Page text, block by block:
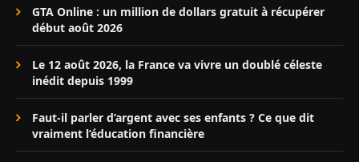
GTA Online : un million de dollars gratuit à récupérer
début août 2026
Le 12 août 2026, la France va vivre un doublé céleste
inédit depuis 1999
Faut-il parler d’argent avec ses enfants ? Ce que dit
vraiment l’éducation financière